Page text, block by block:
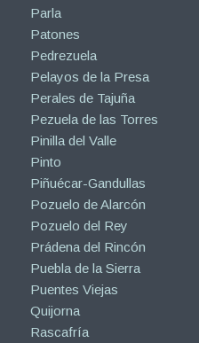
Parla
Patones
Pedrezuela
Pelayos de la Presa
Perales de Tajuña
Pezuela de las Torres
Pinilla del Valle
Pinto
Piñuécar-Gandullas
Pozuelo de Alarcón
Pozuelo del Rey
Prádena del Rincón
Puebla de la Sierra
Puentes Viejas
Quijorna
Rascafría